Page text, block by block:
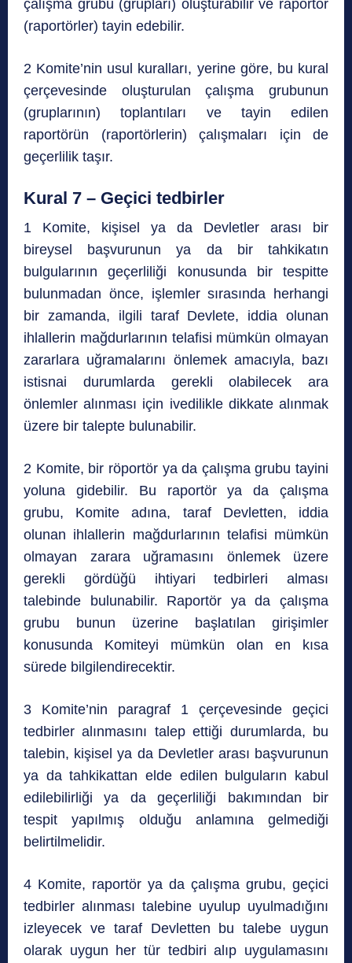
çalışma grubu (grupları) oluşturabilir ve raportör
(raportörler) tayin edebilir.
2 Komite’nin usul kuralları, yerine göre, bu kural
çerçevesinde oluşturulan çalışma grubunun
(gruplarının) toplantıları ve tayin edilen
raportörün (raportörlerin) çalışmaları için de
geçerlilik taşır.
Kural 7 – Geçici tedbirler
1 Komite, kişisel ya da Devletler arası bir
bireysel başvurunun ya da bir tahkikatın
bulgularının geçerliliği konusunda bir tespitte
bulunmadan önce, işlemler sırasında herhangi
bir zamanda, ilgili taraf Devlete, iddia olunan
ihlallerin mağdurlarının telafisi mümkün olmayan
zararlara uğramalarını önlemek amacıyla, bazı
istisnai durumlarda gerekli olabilecek ara
önlemler alınması için ivedilikle dikkate alınmak
üzere bir talepte bulunabilir.
2 Komite, bir röportör ya da çalışma grubu tayini
yoluna gidebilir. Bu raportör ya da çalışma
grubu, Komite adına, taraf Devletten, iddia
olunan ihlallerin mağdurlarının telafisi mümkün
olmayan zarara uğramasını önlemek üzere
gerekli gördüğü ihtiyari tedbirleri alması
talebinde bulunabilir. Raportör ya da çalışma
grubu bunun üzerine başlatılan girişimler
konusunda Komiteyi mümkün olan en kısa
sürede bilgilendirecektir.
3 Komite’nin paragraf 1 çerçevesinde geçici
tedbirler alınmasını talep ettiği durumlarda, bu
talebin, kişisel ya da Devletler arası başvurunun
ya da tahkikattan elde edilen bulguların kabul
edilebilirliği ya da geçerliliği bakımından bir
tespit yapılmış olduğu anlamına gelmediği
belirtilmelidir.
4 Komite, raportör ya da çalışma grubu, geçici
tedbirler alınması talebine uyulup uyulmadığını
izleyecek ve taraf Devletten bu talebe uygun
olarak uygun her tür tedbiri alıp uygulamasını